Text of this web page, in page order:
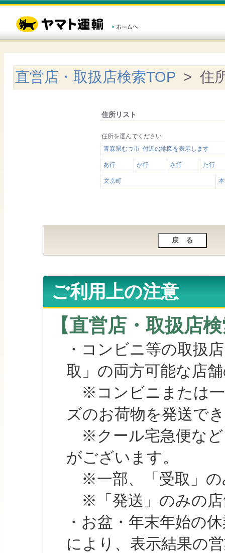
直営店・取扱店検索TOP > 住
住所リスト
住所を選んでください
青森県むつ市 付近の地図を表示します
あ行 か行 さ行 た行
文京町
ご利用上の注意
【直営店・取扱店
・コンビニ等の取扱
取」の両方可能な店
※コンビニまたは一
ズのお荷物を発送で
※クール宅急便など
がございます。
※一部、「受取」の
※「発送」のみの店
・お盆・年末年始の
により、表示結果の